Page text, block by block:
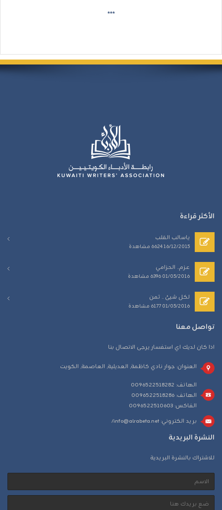
***
الأكثر قراءة
ياسالب القلب
16/12/20156624 مشاهدة
عزم.. الحزامي
01/05/20166396 مشاهدة
لكل شيئ .. ثمن
01/05/20166177 مشاهدة
تواصل معنا
اذا كان لديك اي استفسار يرجى الاتصال بنا
العنوان: جوار نادي كاظمة, العديلية, العاصمة, الكويت
الهاتف: 0096522518282
الهاتف: 0096522518286
الفاكس: 0096522510603
بريد الكتروني: info@alrabeta.net/
النشرة البريدية
للاشتراك بالنشرة البريدية